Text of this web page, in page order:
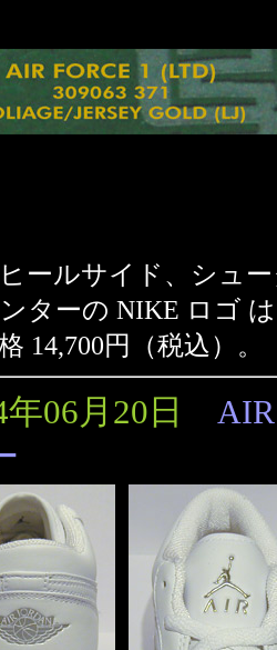
ールサイド、シュ
ターの NIKE ロゴ
14,700円（税込）。
06月20日